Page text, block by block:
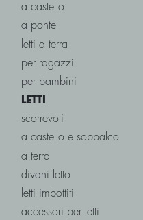
a castello
a ponte
letti a terra
per ragazzi
per bambini
LETTI
scorrevoli
a castello e soppalco
a terra
divani letto
letti imbottiti
accessori per letti